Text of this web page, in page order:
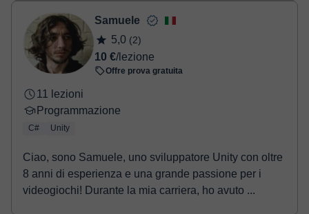
Samuele
5,0 (2)
10 €/lezione
Offre prova gratuita
11 lezioni
Programmazione
C# Unity
Ciao, sono Samuele, uno sviluppatore Unity con oltre
8 anni di esperienza e una grande passione per i
videogiochi! Durante la mia carriera, ho avuto ...